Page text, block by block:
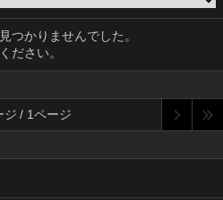
つかりませんでした。
ださい。
ジ / 1ページ